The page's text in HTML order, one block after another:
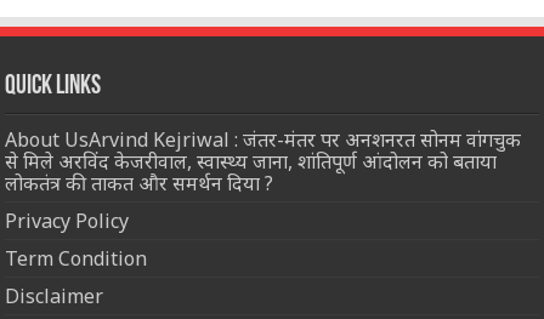
Quick Links
About UsArvind Kejriwal : जंतर-मंतर पर अनशनरत सोनम वांगचुक
से मिले अरविंद केजरीवाल, स्वास्थ्य जाना, शांतिपूर्ण आंदोलन को बताया
लोकतंत्र की ताकत और समर्थन दिया ?
Privacy Policy
Term Condition
Disclaimer